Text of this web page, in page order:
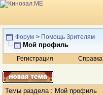
Форум > Помощь Зрителям
Мой профиль
Регистрация Справка
Темы раздела: Мой профиль